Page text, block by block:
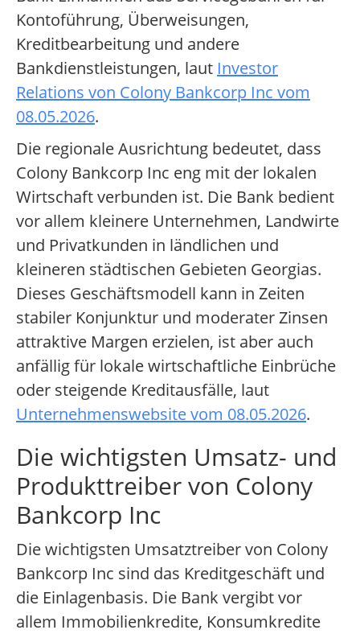
Kontoführung, Überweisungen,
Kreditbearbeitung und andere
Bankdienstleistungen, laut Investor
Relations von Colony Bankcorp Inc vom
08.05.2026.
Die regionale Ausrichtung bedeutet, dass
Colony Bankcorp Inc eng mit der lokalen
Wirtschaft verbunden ist. Die Bank bedient
vor allem kleinere Unternehmen, Landwirte
und Privatkunden in ländlichen und
kleineren städtischen Gebieten Georgias.
Dieses Geschäftsmodell kann in Zeiten
stabiler Konjunktur und moderater Zinsen
attraktive Margen erzielen, ist aber auch
anfällig für lokale wirtschaftliche Einbrüche
oder steigende Kreditausfälle, laut
Unternehmenswebsite vom 08.05.2026.
Die wichtigsten Umsatz- und
Produkttreiber von Colony
Bankcorp Inc
Die wichtigsten Umsatztreiber von Colony
Bankcorp Inc sind das Kreditgeschäft und
die Einlagenbasis. Die Bank vergibt vor
allem Immobilienkredite, Konsumkredite